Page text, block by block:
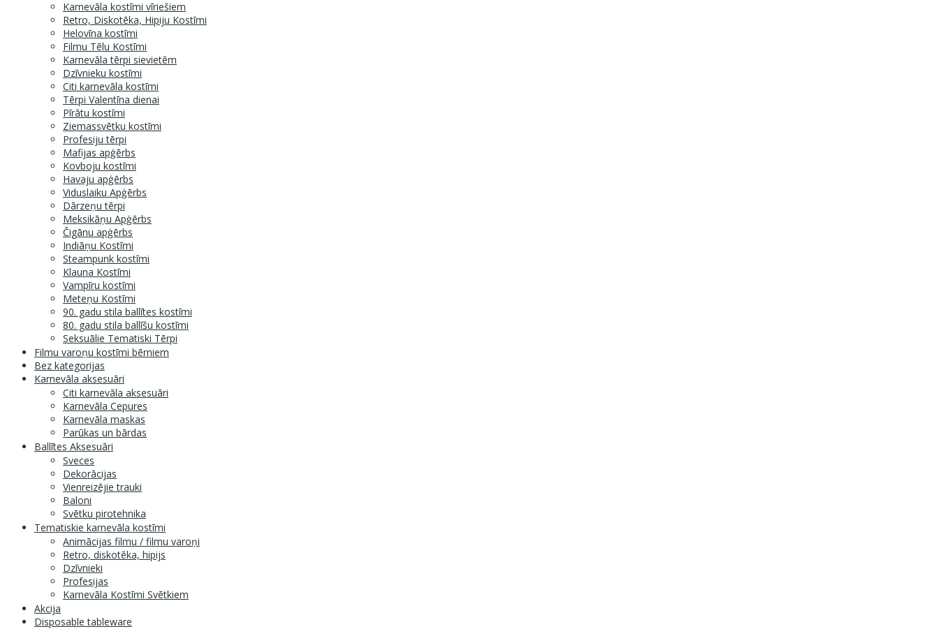
Karnevāla kostīmi vīriešiem
Retro, Diskotēka, Hipiju Kostīmi
Helovīna kostīmi
Filmu Tēlu Kostīmi
Karnevāla tērpi sievietēm
Dzīvnieku kostīmi
Citi karnevāla kostīmi
Tērpi Valentīna dienai
Pīrātu kostīmi
Ziemassvētku kostīmi
Profesiju tērpi
Mafijas apģērbs
Kovboju kostīmi
Havaju apģērbs
Viduslaiku Apģērbs
Dārzeņu tērpi
Meksikāņu Apģērbs
Čigānu apģērbs
Indiāņu Kostīmi
Steampunk kostīmi
Klauna Kostīmi
Vampīru kostīmi
Meteņu Kostīmi
90. gadu stila ballītes kostīmi
80. gadu stila ballīšu kostīmi
Seksuālie Tematiski Tērpi
Filmu varoņu kostīmi bērniem
Bez kategorijas
Karnevāla aksesuāri
Citi karnevāla aksesuāri
Karnevāla Cepures
Karnevāla maskas
Parūkas un bārdas
Ballītes Aksesuāri
Sveces
Dekorācijas
Vienreizējie trauki
Baloni
Svētku pirotehnika
Tematiskie karnevāla kostīmi
Animācijas filmu / filmu varoņi
Retro, diskotēka, hipijs
Dzīvnieki
Profesijas
Karnevāla Kostīmi Svētkiem
Akcija
Disposable tableware